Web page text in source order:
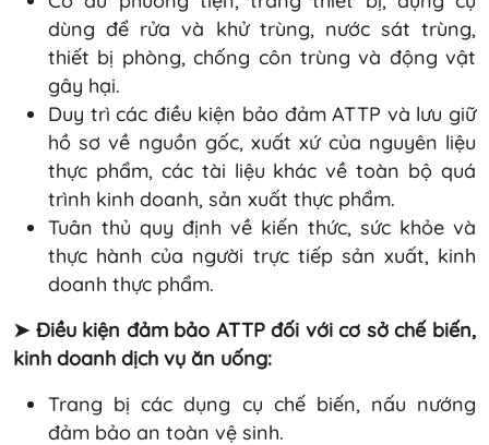
dùng để rửa và khử trùng, nước sát trùng,
thiết bị phòng, chống côn trùng và động vật
gây hại.
Duy trì các điều kiện bảo đảm ATTP và lưu giữ
hồ sơ về nguồn gốc, xuất xứ của nguyên liệu
thực phẩm, các tài liệu khác về toàn bộ quá
trình kinh doanh, sản xuất thực phẩm.
Tuân thủ quy định về kiến thức, sức khỏe và
thực hành của người trực tiếp sản xuất, kinh
doanh thực phẩm.
➤ Điều kiện đảm bảo ATTP đối với cơ sở chế biến,
kinh doanh dịch vụ ăn uống:
Trang bị các dụng cụ chế biến, nấu nướng
đảm bảo an toàn vệ sinh.